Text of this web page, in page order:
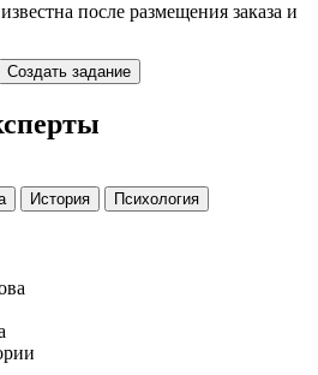
после размещения заказа и
Создать задание
История
Психология